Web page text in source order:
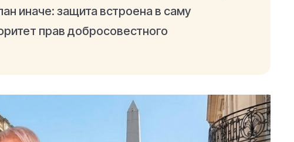
иначе: защита встроена в саму
прав добросовестного